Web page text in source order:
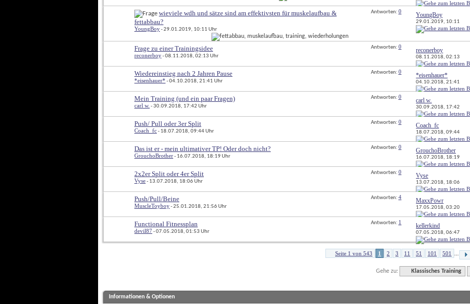
wieviele wdh und sätze sind am effektivsten für muskelaufbau &
fettabbau?
YoungBoy - 29.01.2019, 10:11 Uhr
Antworten: 0 YoungBoy
29.01.2019, 10:11
Frage zu einer Trainingsidee
reconerboy - 08.11.2018, 02:13 Uhr
Antworten: 0 reconerboy
08.11.2018, 02:13
Wiedereinstieg nach 2 Jahren Pause
*eisenhauer* - 04.10.2018, 21:41 Uhr
Antworten: 0 *eisenhauer*
04.10.2018, 21:41
Mein Training (und ein paar Fragen)
carl w. - 30.09.2018, 17:42 Uhr
Antworten: 0 carl w.
30.09.2018, 17:42
Push/ Pull oder 3er Split
Coach_fc - 18.07.2018, 09:44 Uhr
Antworten: 0 Coach_fc
18.07.2018, 09:44
Das ist er - mein ultimativer TP! Oder doch nicht?
GrouchoBrother - 16.07.2018, 18:19 Uhr
Antworten: 0 GrouchoBrother
16.07.2018, 18:19
2x2er Split oder 4er Split
Vyse - 13.07.2018, 18:06 Uhr
Antworten: 0 Vyse
13.07.2018, 18:06
Push/Pull/Beine
MuscleToyboy - 25.01.2018, 21:56 Uhr
Antworten: 4 MaxxPowr
17.05.2018, 03:20
Functional Fitnessplan
devil87 - 07.05.2018, 01:53 Uhr
Antworten: 1 kellerkind
07.05.2018, 06:47
Seite 1 von 543 1 2 3 11 51 101 501 ...
Gehe zu: Klassisches Training
Informationen & Optionen